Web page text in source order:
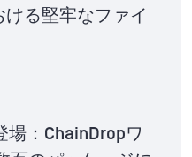
る堅牢なファイ
場：ChainDropワ